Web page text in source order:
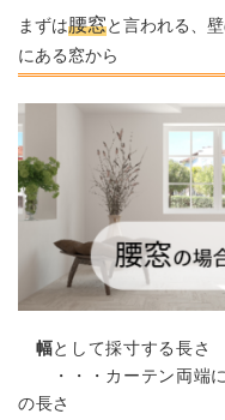
まずは腰窓と言われる、
にある窓から
幅として採寸する長さ
・・・カーテン両端に
の長さ